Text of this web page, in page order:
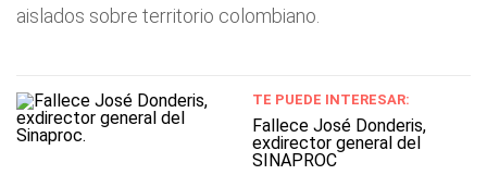
aislados sobre territorio colombiano.
TE PUEDE INTERESAR:
Fallece José Donderis,
exdirector general del
SINAPROC